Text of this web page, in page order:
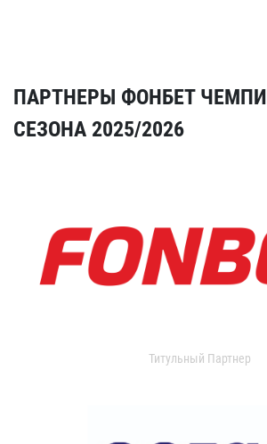
ПАРТНЕРЫ ФОНБЕТ
СЕЗОНА 2025/2026
Титульный Партнер